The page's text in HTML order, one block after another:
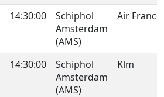
14:30:00
Schiphol
Amsterdam
(AMS)
Air France
14:30:00
Schiphol
Amsterdam
(AMS)
Klm